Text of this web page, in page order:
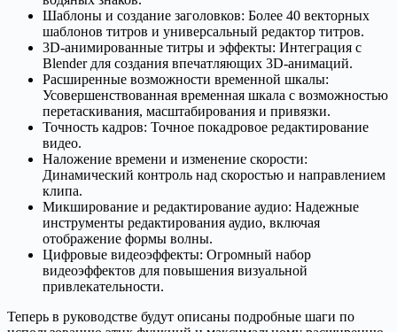
Шаблоны и создание заголовков: Более 40 векторных
шаблонов титров и универсальный редактор титров.
3D-анимированные титры и эффекты: Интеграция с
Blender для создания впечатляющих 3D-анимаций.
Расширенные возможности временной шкалы:
Усовершенствованная временная шкала с возможностью
перетаскивания, масштабирования и привязки.
Точность кадров: Точное покадровое редактирование
видео.
Наложение времени и изменение скорости:
Динамический контроль над скоростью и направлением
клипа.
Микширование и редактирование аудио: Надежные
инструменты редактирования аудио, включая
отображение формы волны.
Цифровые видеоэффекты: Огромный набор
видеоэффектов для повышения визуальной
привлекательности.
Теперь в руководстве будут описаны подробные шаги по